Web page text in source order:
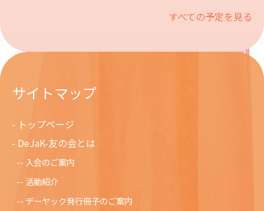
すべての予定を見る
サイトマップ
トップページ
DeJaK-友の会とは
入会のご案内
活動紹介
デーヤック発行冊子のご案内